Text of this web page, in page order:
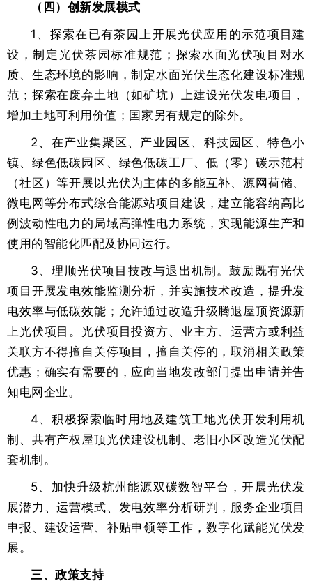
（四）创新发展模式
1、探索在已有茶园上开展光伏应用的示范项目建
设，制定光伏茶园标准规范；探索水面光伏项目对水
质、生态环境的影响，制定水面光伏生态化建设标准规
范；探索在废弃土地（如矿坑）上建设光伏发电项目，
增加土地可利用价值；国家另有规定的除外。
2、在产业集聚区、产业园区、科技园区、特色小
镇、绿色低碳园区、绿色低碳工厂、低（零）碳示范村
（社区）等开展以光伏为主体的多能互补、源网荷储、
微电网等分布式综合能源站项目建设，建立能容纳高比
例波动性电力的局域高弹性电力系统，实现能源生产和
使用的智能化匹配及协同运行。
3、理顺光伏项目技改与退出机制。鼓励既有光伏
项目开展发电效能监测分析，并实施技术改造，提升发
电效率与低碳效能；允许通过改造升级腾退屋顶资源新
上光伏项目。光伏项目投资方、业主方、运营方或利益
关联方不得擅自关停项目，擅自关停的，取消相关政策
优惠；确实有需要的，应向当地发改部门提出申请并告
知电网企业。
4、积极探索临时用地及建筑工地光伏开发利用机
制、共有产权屋顶光伏建设机制、老旧小区改造光伏配
套机制。
5、加快升级杭州能源双碳数智平台，开展光伏发
展潜力、运营模式、发电效率分析研判，服务企业项目
申报、建设运营、补贴申领等工作，数字化赋能光伏发
展。
三、政策支持